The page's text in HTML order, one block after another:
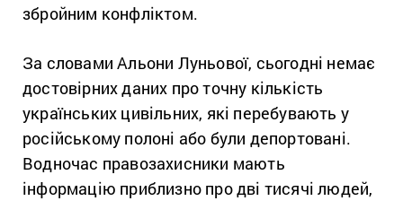
збройним конфліктом.
За словами Альони Луньової, сьогодні немає
достовірних даних про точну кількість
українських цивільних, які перебувають у
російському полоні або були депортовані.
Водночас правозахисники мають
інформацію приблизно про дві тисячі людей,